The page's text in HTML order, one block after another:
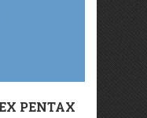
PENTAX